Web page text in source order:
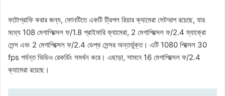
ফটোগ্রাফি করার জন্য, ফোনটিতে একটি ট্রিপল রিয়ার ক্যামেরা সেটআপ রয়েছে, যার
মধ্যে 108 মেগাপিক্সেল ফ/1.8 প্রাইমারি ক্যামেরা, 2 মেগাপিক্সেল ফ/2.4 ম্যাক্রো
লেন্স এবং 2 মেগাপিক্সেল ফ/2.4 ডেপ্থ সেন্সর অন্তর্ভুক্ত। এটি 1080 পিক্সেল 30
fps পর্যন্ত ভিডিও রেকর্ডিং সমর্থন করে। এছাড়া, সামনে 16 মেগাপিক্সেল ফ/2.4
ক্যামেরা রয়েছে।